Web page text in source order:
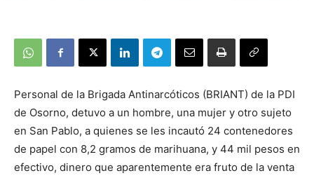
Personal de la Brigada Antinarcóticos (BRIANT) de la PDI
de Osorno, detuvo a un hombre, una mujer y otro sujeto
en San Pablo, a quienes se les incautó 24 contenedores
de papel con 8,2 gramos de marihuana, y 44 mil pesos en
efectivo, dinero que aparentemente era fruto de la venta